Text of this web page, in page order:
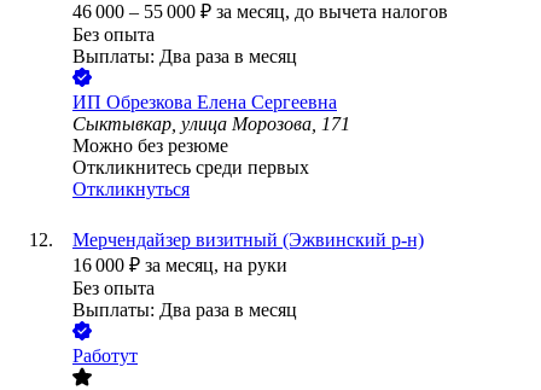
46 000 – 55 000 ₽ за месяц, до вычета налогов
Без опыта
Выплаты: Два раза в месяц
ИП Обрезкова Елена Сергеевна
Сыктывкар, улица Морозова, 171
Можно без резюме
Откликнитесь среди первых
Откликнуться
Мерчендайзер визитный (Эжвинский р-н)
16 000 ₽ за месяц, на руки
Без опыта
Выплаты: Два раза в месяц
Работут